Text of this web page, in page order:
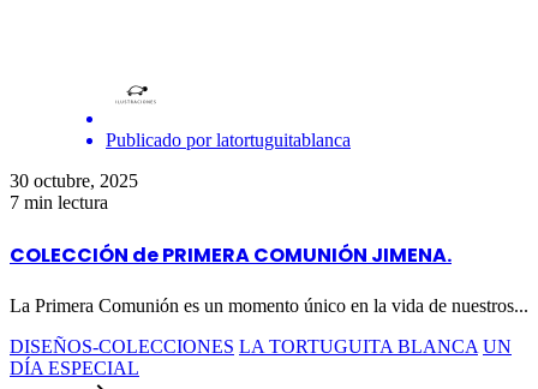
Publicado por latortuguitablanca
30 octubre, 2025
7 min lectura
COLECCIÓN de PRIMERA COMUNIÓN JIMENA.
La Primera Comunión es un momento único en la vida de nuestros...
DISEÑOS-COLECCIONES LA TORTUGUITA BLANCA UN
DÍA ESPECIAL